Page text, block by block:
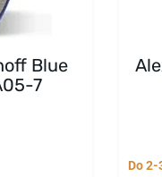
Blue
7
Do 2-